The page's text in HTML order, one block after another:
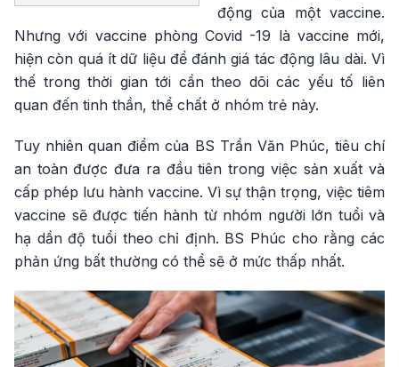
động của một vaccine.
Nhưng với vaccine phòng Covid -19 là vaccine mới,
hiện còn quá ít dữ liệu để đánh giá tác động lâu dài. Vì
thế trong thời gian tới cần theo dõi các yếu tố liên
quan đến tinh thần, thể chất ở nhóm trẻ này.
Tuy nhiên quan điểm của BS Trần Văn Phúc, tiêu chí
an toàn được đưa ra đầu tiên trong việc sản xuất và
cấp phép lưu hành vaccine. Vì sự thận trọng, việc tiêm
vaccine sẽ được tiến hành từ nhóm người lớn tuổi và
hạ dần độ tuổi theo chỉ định. BS Phúc cho rằng các
phản ứng bất thường có thể sẽ ở mức thấp nhất.